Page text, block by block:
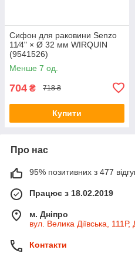
Сифон для раковини Senzo
11⁄4" × Ø 32 мм WIRQUIN
(9541526)
Менше 7 од.
704 ₴ 718 ₴
Купити
Про нас
95% позитивних з 477
Працює з 18.02.2019
м. Дніпро
вул. Велика Діївська, 111Р,
Контакти